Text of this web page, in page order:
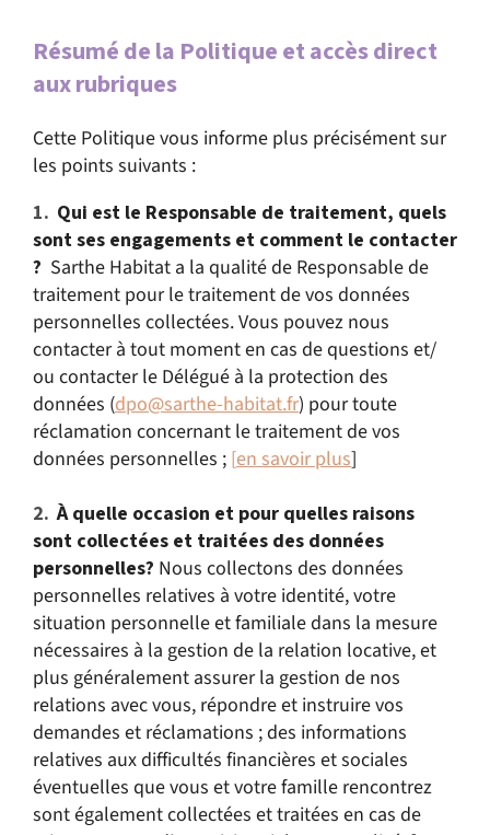
Résumé de la Politique et accès direct
aux rubriques
Cette Politique vous informe plus précisément sur
les points suivants :
Qui est le Responsable de traitement, quels
sont ses engagements et comment le contacter
? Sarthe Habitat a la qualité de Responsable de
traitement pour le traitement de vos données
personnelles collectées. Vous pouvez nous
contacter à tout moment en cas de questions et/
ou contacter le Délégué à la protection des
données (dpo@sarthe-habitat.fr) pour toute
réclamation concernant le traitement de vos
données personnelles ; [en savoir plus]
À quelle occasion et pour quelles raisons
sont collectées et traitées des données
personnelles? Nous collectons des données
personnelles relatives à votre identité, votre
situation personnelle et familiale dans la mesure
nécessaires à la gestion de la relation locative, et
plus généralement assurer la gestion de nos
relations avec vous, répondre et instruire vos
demandes et réclamations ; des informations
relatives aux difficultés financières et sociales
éventuelles que vous et votre famille rencontrez
sont également collectées et traitées en cas de